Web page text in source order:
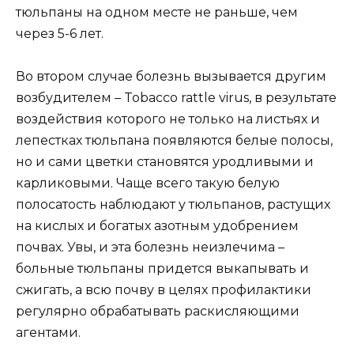
тюльпаны на одном месте не раньше, чем
через 5-6 лет.
Во втором случае болезнь вызывается другим
возбудителем – Tobacco rattle virus, в результате
воздействия которого не только на листьях и
лепестках тюльпана появляются белые полосы,
но и сами цветки становятся уродливыми и
карликовыми. Чаще всего такую белую
полосатость наблюдают у тюльпанов, растущих
на кислых и богатых азотным удобрением
почвах. Увы, и эта болезнь неизлечима –
больные тюльпаны придется выкапывать и
сжигать, а всю почву в целях профилактики
регулярно обрабатывать раскисляющими
агентами.